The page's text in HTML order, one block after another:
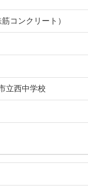
コンクリート）
立西中学校